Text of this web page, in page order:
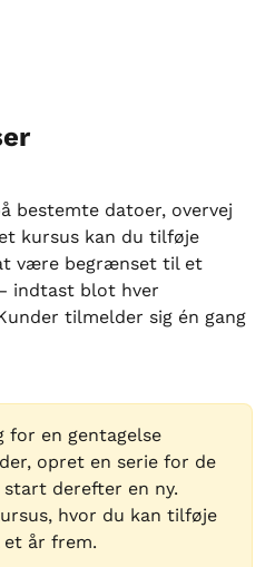
bestemte datoer, overvej
kursus kan du tilføje
være begrænset til et
indtast blot hver
tilmelder sig én gang
for en gentagelse
opret en serie for de
derefter en ny.
hvor du kan tilføje
år frem.